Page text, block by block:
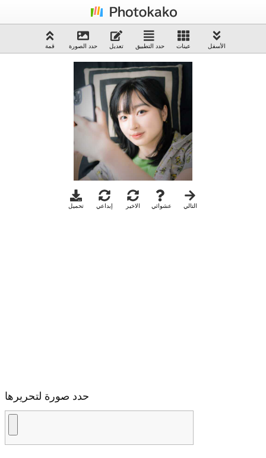
قمة حدد الصورة تعديل حدد التطبيق عينات الأسفل
تحميل إبداعي الاخير عشوائي التالي
حدد صورة لتحريرها